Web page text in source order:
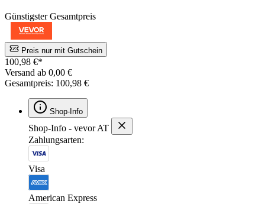
Günstigster Gesamtpreis
Preis nur mit Gutschein
100,98 €*
Versand ab 0,00 €
Gesamtpreis: 100,98 €
Shop-Info
Shop-Info - vevor AT
Zahlungsarten:
Visa
American Express